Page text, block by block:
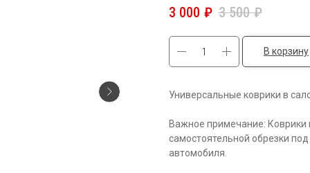
3 000 ₽ 3 500 ₽
В корзину
Универсальные коврики в
Важное примечание:
самостоятельной обрезки
автомобиля.